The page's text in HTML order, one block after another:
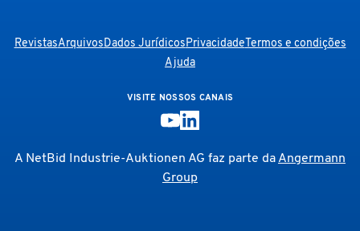
RevistasArquivosDados JurídicosPrivacidadeTermos e condições
Ajuda
VISITE NOSSOS CANAIS
A NetBid Industrie-Auktionen AG faz parte daAngermann
Group